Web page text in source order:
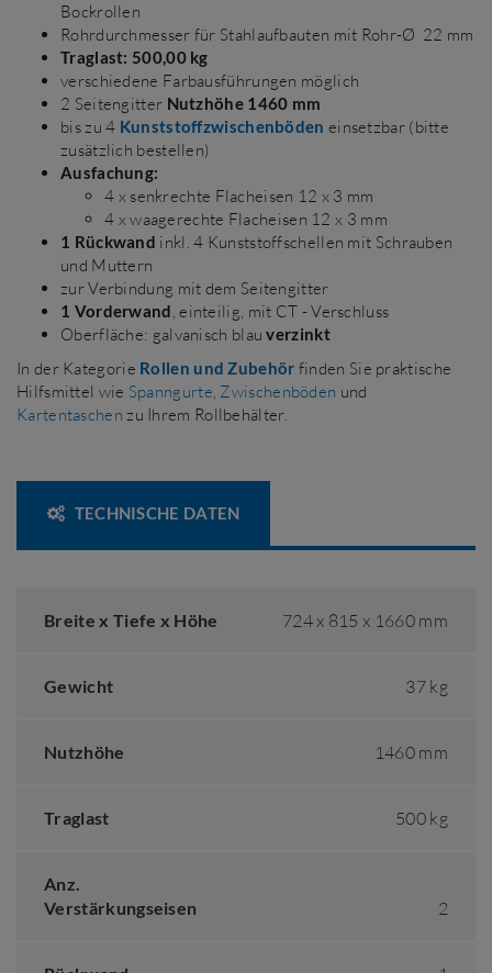
Bockrollen
Rohrdurchmesser für Stahlaufbauten mit Rohr-Ø 22 mm
Traglast: 500,00 kg
verschiedene Farbausführungen möglich
2 Seitengitter Nutzhöhe 1460 mm
bis zu 4 Kunststoffzwischenböden einsetzbar (bitte
zusätzlich bestellen)
Ausfachung:
4 x senkrechte Flacheisen 12 x 3 mm
4 x waagerechte Flacheisen 12 x 3 mm
1 Rückwand inkl. 4 Kunststoffschellen mit Schrauben
und Muttern
zur Verbindung mit dem Seitengitter
1 Vorderwand, einteilig, mit CT - Verschluss
Oberfläche: galvanisch blau verzinkt
In der Kategorie Rollen und Zubehör finden Sie praktische
Hilfsmittel wie Spanngurte, Zwischenböden und
Kartentaschen zu Ihrem Rollbehälter.
TECHNISCHE DATEN
Breite x Tiefe x Höhe 724 x 815 x 1660 mm
Gewicht 37 kg
Nutzhöhe 1460 mm
Traglast 500 kg
Anz.
Verstärkungseisen
2